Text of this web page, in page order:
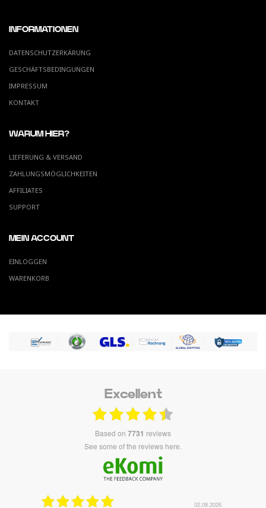
INFORMATIONEN
DATENSCHUTZERKÄRUNG
GESCHÄFTSBEDINGUNGEN
IMPRESSUM
KONTAKT
WARUM HIER?
LIEFERUNG & VERSAND
ZAHLUNGSMÖGLICHKEITEN
AFFILIATES
SUPPORT
MEIN ACCOUNT
EINLOGGEN
WARENKORB
Excellent
based on 7731 reviews
see some of the reviews here.
02.08.2026